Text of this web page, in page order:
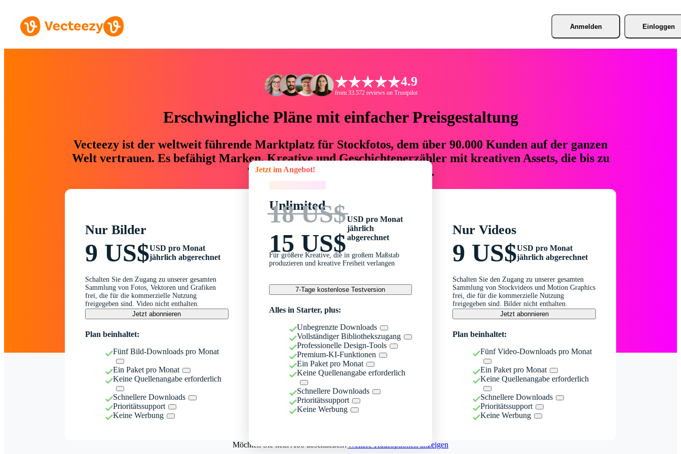
Anmelden Einloggen
4.9
from 33.572 reviews on Trustpilot
Erschwingliche Pläne mit einfacher Preisgestaltung
Vecteezy ist der weltweit führende Marktplatz für Stockfotos, dem über 90.000 Kunden auf der ganzen
Welt vertrauen. Es befähigt Marken, Kreative und Geschichtenerzähler mit kreativen Assets, die bis zu
76 % an Zeit und Budget einsparen.
Nur Bilder
9 US$USD pro Monat
jährlich abgerechnet
Schalten Sie den Zugang zu unserer gesamten
Sammlung von Fotos, Vektoren und Grafiken
frei, die für die kommerzielle Nutzung
freigegeben sind. Video nicht enthalten.
Jetzt abonnieren
Plan beinhaltet:
Fünf Bild-Downloads pro Monat
Ein Paket pro Monat
Keine Quellenangabe erforderlich
Schnellere Downloads
Prioritätssupport
Keine Werbung
Jetzt im Angebot!
Unlimited
18 US$
15 US$
USD pro Monat
jährlich
abgerechnet
Für größere Kreative, die in großem Maßstab
produzieren und kreative Freiheit verlangen
7-Tage kostenlose Testversion
Alles in Starter, plus:
Unbegrenzte Downloads
Vollständiger Bibliothekszugang
Professionelle Design-Tools
Premium-KI-Funktionen
Ein Paket pro Monat
Keine Quellenangabe erforderlich
Schnellere Downloads
Prioritätssupport
Keine Werbung
Nur Videos
9 US$USD pro Monat
jährlich abgerechnet
Schalten Sie den Zugang zu unserer gesamten
Sammlung von Stockvideos und Motion Graphics
frei, die für die kommerzielle Nutzung
freigegeben sind. Bilder nicht enthalten.
Jetzt abonnieren
Plan beinhaltet:
Fünf Video-Downloads pro Monat
Ein Paket pro Monat
Keine Quellenangabe erforderlich
Schnellere Downloads
Prioritätssupport
Keine Werbung
Möchten Sie kein Abo abschließen?Weitere Kaufoptionen anzeigen